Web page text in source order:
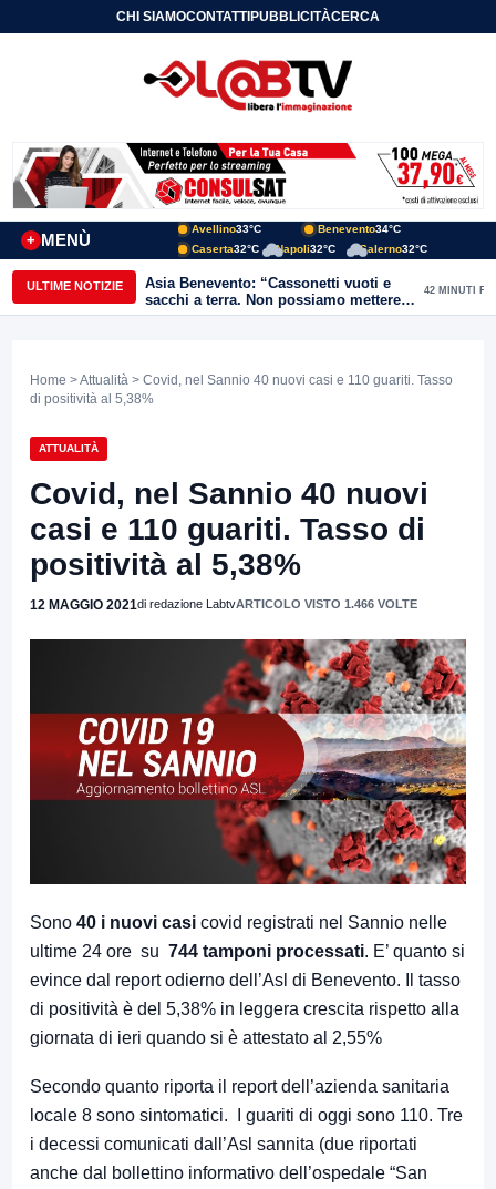
CHI SIAMOCONTATTIPUBBLICITÀCERCA
MENÙ
+
Avellino33°C Benevento34°C
Caserta32°C Napoli32°C Salerno32°C
ULTIME NOTIZIE
Asia Benevento: “Cassonetti vuoti e
sacchi a terra. Non possiamo mettere
una toppa alla mancanza di rispetto”
42 MINUTI FA
Home >Attualità > Covid, nel Sannio 40 nuovi casi e 110 guariti. Tasso
di positività al 5,38%
ATTUALITÀ
Covid, nel Sannio 40 nuovi
casi e 110 guariti. Tasso di
positività al 5,38%
12 MAGGIO 2021di redazione LabtvARTICOLO VISTO 1.466 VOLTE
Sono 40 i nuovi casi covid registrati nel Sannio nelle
ultime 24 ore su 744 tamponi processati. E’ quanto si
evince dal report odierno dell’Asl di Benevento. Il tasso
di positività è del 5,38% in leggera crescita rispetto alla
giornata di ieri quando si è attestato al 2,55%
Secondo quanto riporta il report dell’azienda sanitaria
locale 8 sono sintomatici. I guariti di oggi sono 110. Tre
i decessi comunicati dall’Asl sannita (due riportati
anche dal bollettino informativo dell’ospedale “San